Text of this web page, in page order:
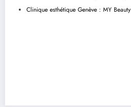
Clinique esthétique Genève : MY